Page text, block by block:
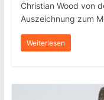
Christian Wood von
Auszeichnung zum
Weiterlesen